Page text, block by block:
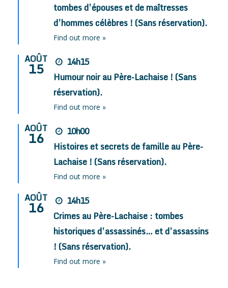
tombes d’épouses et de maîtresses
d’hommes célèbres ! (Sans réservation).
Find out more »
AOÛT
15
14h15
Humour noir au Père-Lachaise ! (Sans
réservation).
Find out more »
AOÛT
16
10h00
Histoires et secrets de famille au Père-
Lachaise ! (Sans réservation).
Find out more »
AOÛT
16
14h15
Crimes au Père-Lachaise : tombes
historiques d’assassinés… et d’assassins
! (Sans réservation).
Find out more »